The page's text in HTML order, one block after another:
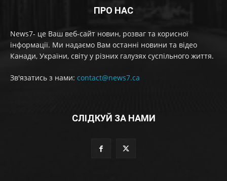
ПРО НАС
News7- це Ваш веб-сайт новин, розваг та корисної
інформації. Ми надаємо Вам останні новини та відео
Канади, України, світу у різних галузях суспільного життя.
Зв'язатись з нами: contact@news7.ca
СЛІДКУЙ ЗА НАМИ